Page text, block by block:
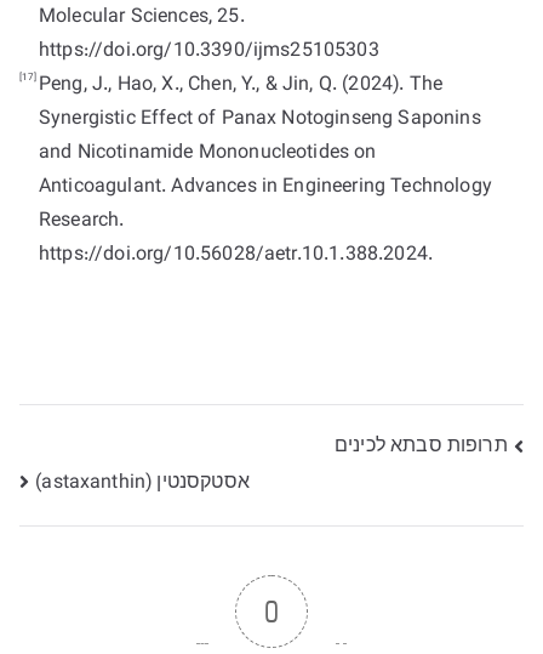
Molecular Sciences, 25.
https://doi.org/10.3390/ijms25105303
[17] Peng, J., Hao, X., Chen, Y., & Jin, Q. (2024). The
Synergistic Effect of Panax Notoginseng Saponins
and Nicotinamide Mononucleotides on
Anticoagulant. Advances in Engineering Technology
Research.
https://doi.org/10.56028/aetr.10.1.388.2024.
ניווט
תרופות סבתא לכינים
אסטקסנטין (astaxanthin)
0